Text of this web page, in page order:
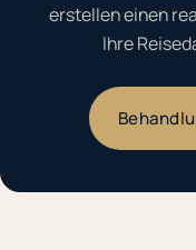
erstellen einen
Ihre